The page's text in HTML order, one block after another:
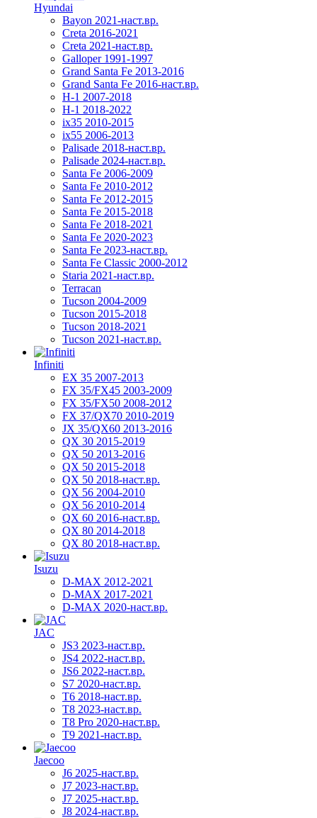
Hyundai
Bayon 2021-наст.вр.
Creta 2016-2021
Creta 2021-наст.вр.
Galloper 1991-1997
Grand Santa Fe 2013-2016
Grand Santa Fe 2016-наст.вр.
H-1 2007-2018
H-1 2018-2022
ix35 2010-2015
ix55 2006-2013
Palisade 2018-наст.вр.
Palisade 2024-наст.вр.
Santa Fe 2006-2009
Santa Fe 2010-2012
Santa Fe 2012-2015
Santa Fe 2015-2018
Santa Fe 2018-2021
Santa Fe 2020-2023
Santa Fe 2023-наст.вр.
Santa Fe Classic 2000-2012
Staria 2021-наст.вр.
Terracan
Tucson 2004-2009
Tucson 2015-2018
Tucson 2018-2021
Tucson 2021-наст.вр.
Infiniti
EX 35 2007-2013
FX 35/FX45 2003-2009
FX 35/FX50 2008-2012
FX 37/QX70 2010-2019
JX 35/QX60 2013-2016
QX 30 2015-2019
QX 50 2013-2016
QX 50 2015-2018
QX 50 2018-наст.вр.
QX 56 2004-2010
QX 56 2010-2014
QX 60 2016-наст.вр.
QX 80 2014-2018
QX 80 2018-наст.вр.
Isuzu
D-MAX 2012-2021
D-MAX 2017-2021
D-MAX 2020-наст.вр.
JAC
JS3 2023-наст.вр.
JS4 2022-наст.вр.
JS6 2022-наст.вр.
S7 2020-наст.вр.
T6 2018-наст.вр.
T8 2023-наст.вр.
T8 Pro 2020-наст.вр.
T9 2021-наст.вр.
Jaecoo
J6 2025-наст.вр.
J7 2023-наст.вр.
J7 2025-наст.вр.
J8 2024-наст.вр.